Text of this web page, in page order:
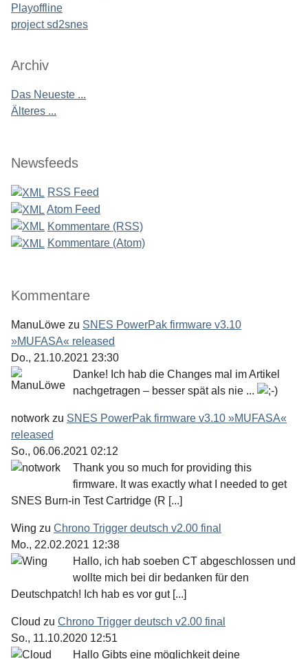
Playoffline
project sd2snes
Archiv
Das Neueste ...
Älteres ...
Newsfeeds
RSS Feed
Atom Feed
Kommentare (RSS)
Kommentare (Atom)
Kommentare
ManuLöwe zu SNES PowerPak firmware v3.10
»MUFASA« released
Do., 21.10.2021 23:30
Danke! Ich hab die Changes mal im Artikel
nachgetragen – besser spät als nie ...
notwork zu SNES PowerPak firmware v3.10 »MUFASA«
released
So., 06.06.2021 02:12
Thank you so much for providing this
firmware. It was exactly what I needed to get
SNES Burn-in Test Cartridge (R [...]
Wing zu Chrono Trigger deutsch v2.00 final
Mo., 22.02.2021 12:38
Hallo, ich hab soeben CT abgeschlossen und
wollte mich bei dir bedanken für den
Deutschpatch! Ich hab es vor gut [...]
Cloud zu Chrono Trigger deutsch v2.00 final
So., 11.10.2020 12:51
Hallo Gibts eine möglichkeit deine